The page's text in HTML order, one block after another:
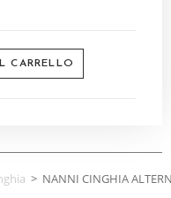
CARRELLO
> NANNI CINGHIA